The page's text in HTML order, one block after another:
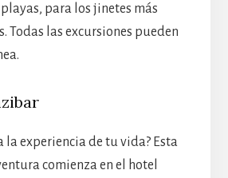
para los jinetes más
Todas las excursiones pueden
la experiencia de tu vida? Esta
comienza en el hotel